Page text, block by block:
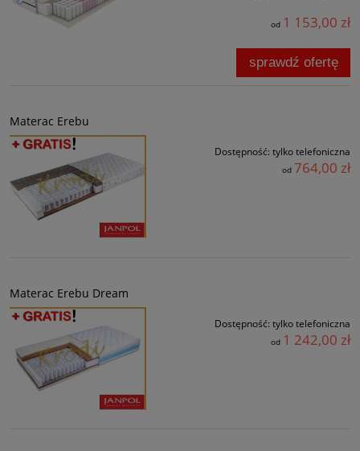
od 1 153,00 zł
sprawdź ofertę
Materac Erebu
Dostępność: tylko telefoniczna
od 764,00 zł
Materac Erebu Dream
Dostępność: tylko telefoniczna
od 1 242,00 zł